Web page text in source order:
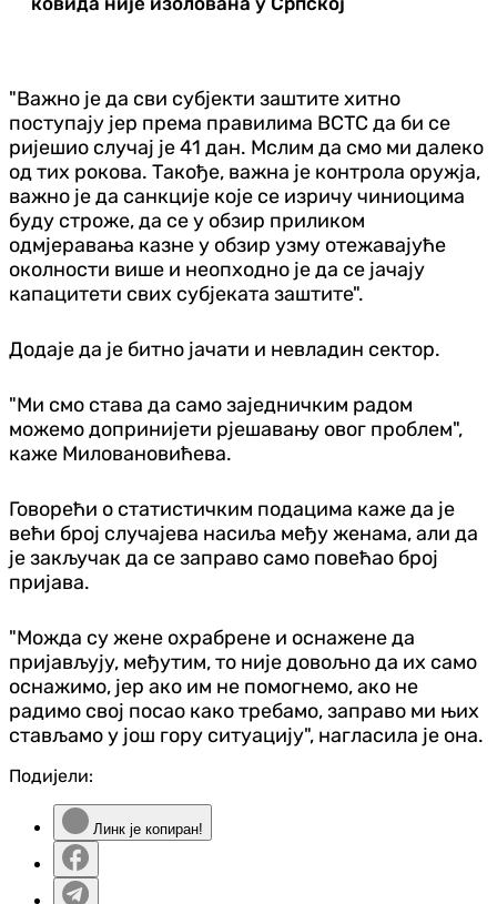
"Важно је да сви субјекти заштите хитно
поступају јер према правилима ВСТС да би се
ријешио случај је 41 дан. Мслим да смо ми далеко
од тих рокова. Такође, важна је контрола оружја,
важно је да санкције које се изричу чиниоцима
буду строже, да се у обзир приликом
одмјеравања казне у обзир узму отежавајуће
околности више и неопходно је да се јачају
капацитети свих субјеката заштите".
Додаје да је битно јачати и невладин сектор.
"Ми смо става да само заједничким радом
можемо допринијети рјешавању овог проблем",
каже Миловановићева.
Говорећи о статистичким подацима каже да је
већи број случајева насиља међу женама, али да
је закључак да се заправо само повећао број
пријава.
"Можда су жене охрабрене и оснажене да
пријављују, међутим, то није довољно да их само
оснажимо, јер ако им не помогнемо, ако не
радимо свој посао како требамо, заправо ми њих
стављамо у још гору ситуацију", нагласила је она.
Подијели:
Линк је копиран!